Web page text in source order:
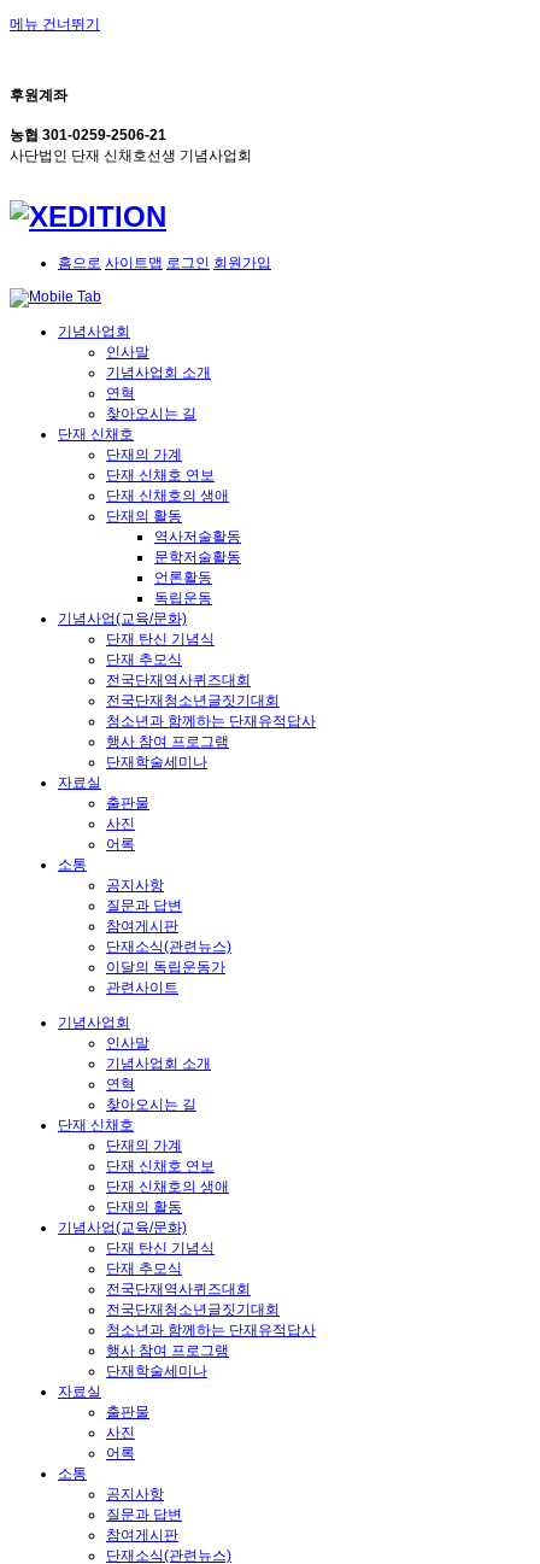
메뉴 건너뛰기
후원계좌
농협 301-0259-2506-21
사단법인 단재 신채호선생 기념사업회
홈으로 사이트맵 로그인 회원가입
기념사업회
인사말
기념사업회 소개
연혁
찾아오시는 길
단재 신채호
단재의 가계
단재 신채호 연보
단재 신채호의 생애
단재의 활동
역사저술활동
문학저술활동
언론활동
독립운동
기념사업(교육/문화)
단재 탄신 기념식
단재 추모식
전국단재역사퀴즈대회
전국단재청소년글짓기대회
청소년과 함께하는 단재유적답사
행사 참여 프로그램
단재학술세미나
자료실
출판물
사진
어록
소통
공지사항
질문과 답변
참여게시판
단재소식(관련뉴스)
이달의 독립운동가
관련사이트
기념사업회
인사말
기념사업회 소개
연혁
찾아오시는 길
단재 신채호
단재의 가계
단재 신채호 연보
단재 신채호의 생애
단재의 활동
기념사업(교육/문화)
단재 탄신 기념식
단재 추모식
전국단재역사퀴즈대회
전국단재청소년글짓기대회
청소년과 함께하는 단재유적답사
행사 참여 프로그램
단재학술세미나
자료실
출판물
사진
어록
소통
공지사항
질문과 답변
참여게시판
단재소식(관련뉴스)